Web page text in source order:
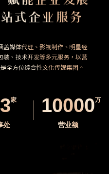
家
处
10000万
营业额